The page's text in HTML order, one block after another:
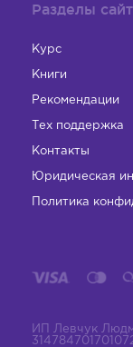
Разделы
Курс
Книги
Рекомендации
Тех поддержка
Контакты
Юридическая
Политика
ИП Левчук